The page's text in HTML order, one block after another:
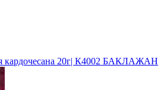
кардочесана 20г| К4002 БАКЛАЖАН